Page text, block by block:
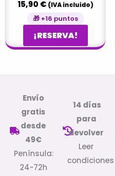
15,90 € (IVA incluido)
🎁 +16 puntos
¡RESERVA!
Envío
gratis
desde
49€
Península:
24-72h
14 días
para
devolver
Leer
condiciones